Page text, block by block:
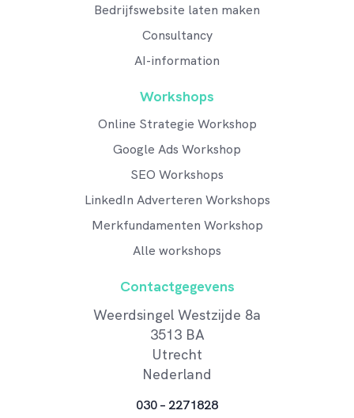
Bedrijfswebsite laten maken
Consultancy
AI-information
Workshops
Online Strategie Workshop
Google Ads Workshop
SEO Workshops
LinkedIn Adverteren Workshops
Merkfundamenten Workshop
Alle workshops
Contactgegevens
Weerdsingel Westzijde 8a
3513 BA
Utrecht
Nederland
030 – 2271828